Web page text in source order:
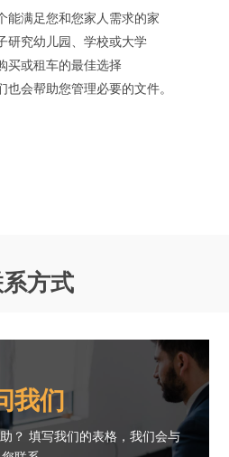
能满足您和您家人需求的家
研究幼儿园、学校或大学
买或租车的最佳选择
也会帮助您管理必要的文件。
方式
我们
？ 填写我们的表格，我们会与